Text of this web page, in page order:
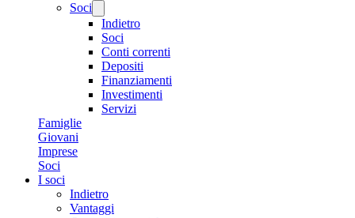
Soci
Indietro
Soci
Conti correnti
Depositi
Finanziamenti
Investimenti
Servizi
Famiglie
Giovani
Imprese
Soci
I soci
Indietro
Vantaggi